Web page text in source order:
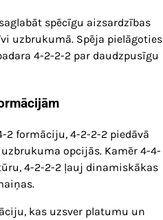
spēcīgu aizsardzības
uzbrukumā. Spēja pielāgoties
4-2-2-2 par daudzpusīgu
formāciju, 4-2-2-2 piedāvā
opcijās. Kamēr 4-4-
4-2-2-2 ļauj dinamiskākas
kas uzsver platumu un